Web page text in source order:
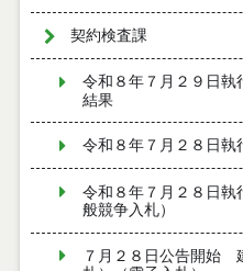
契約検査課
令和８年７月２９日
結果
令和８年７月２８日
令和８年７月２８日
般競争入札）
７月２８日公告開始